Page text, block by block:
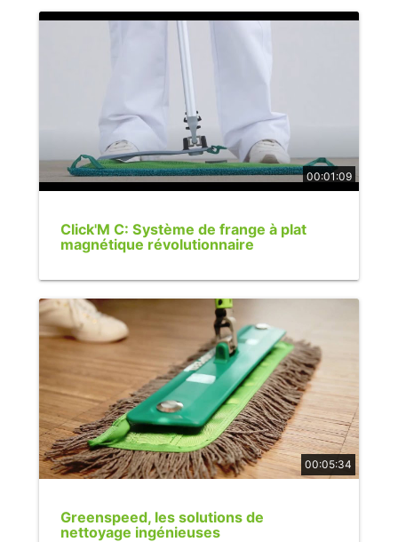
00:01:09
Click'M C: Système de frange à plat
magnétique révolutionnaire
00:05:34
Greenspeed, les solutions de
nettoyage ingénieuses